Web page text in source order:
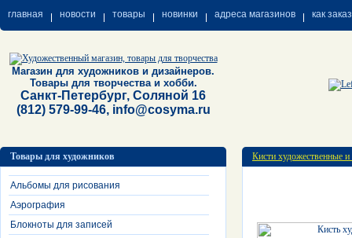
главная новости товары новинки адреса магазинов как
Магазин для художников и дизайнеров.
Товары для творчества и хобби.
Санкт-Петербург, Соляной 16
(812) 579-99-46, info@cosyma.ru
Товары для художников
Альбомы для рисования
Аэрография
Блокноты для записей
Кисти художественные